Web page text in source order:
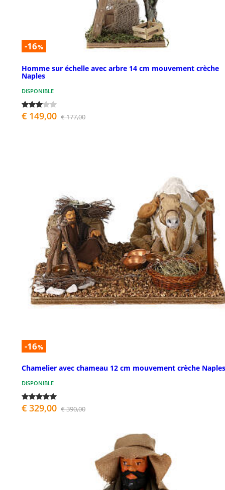
-16%
Homme sur échelle avec arbre 14 cm mouvement crèche
Naples
DISPONIBLE
€ 149,00 € 177,00
-16%
Chamelier avec chameau 12 cm mouvement crèche Naples
DISPONIBLE
€ 329,00 € 390,00